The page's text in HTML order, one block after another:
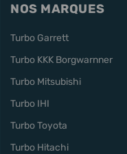
NOS MARQUES
Turbo Garrett
Turbo KKK Borgwarnner
Turbo Mitsubishi
Turbo IHI
Turbo Toyota
Turbo Hitachi